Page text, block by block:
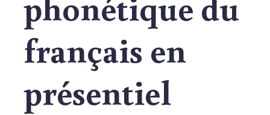
français en
présentiel